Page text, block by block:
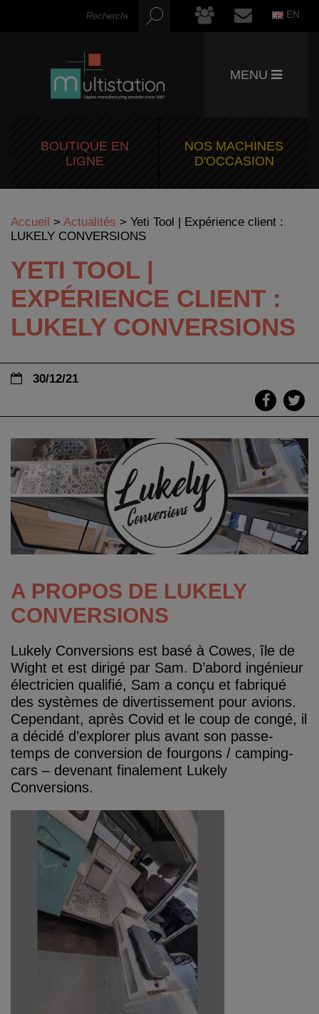
EN
MENU
BOUTIQUE EN
LIGNE
NOS MACHINES
D'OCCASION
Accueil > Actualités > Yeti Tool | Expérience client :
LUKELY CONVERSIONS
YETI TOOL |
EXPÉRIENCE CLIENT :
LUKELY CONVERSIONS
30/12/21
A PROPOS DE LUKELY
CONVERSIONS
Lukely Conversions est basé à Cowes, île de
Wight et est dirigé par Sam. D’abord ingénieur
électricien qualifié, Sam a conçu et fabriqué
des systèmes de divertissement pour avions.
Cependant, après Covid et le coup de congé, il
a décidé d’explorer plus avant son passe-
temps de conversion de fourgons / camping-
cars – devenant finalement Lukely
Conversions.